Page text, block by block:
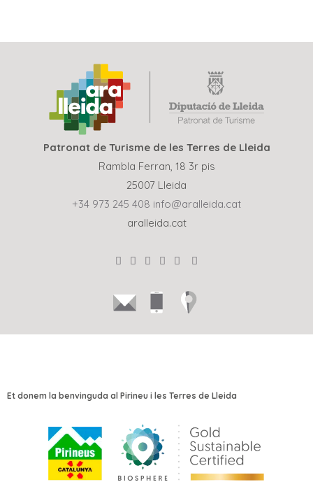
Patronat de Turisme de les Terres de Lleida
Rambla Ferran, 18 3r pis
25007 Lleida
+34 973 245 408 info@aralleida.cat
aralleida.cat
Et donem la benvinguda al Pirineu i les Terres de Lleida